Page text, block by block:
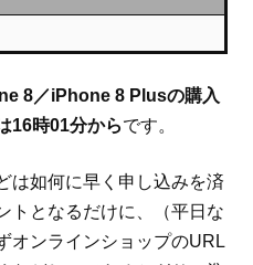
8／iPhone 8 Plusの購入
16時01分からです。
は如何に早く申し込みを済
トとなるだけに、（平日な
オンラインショップのURL